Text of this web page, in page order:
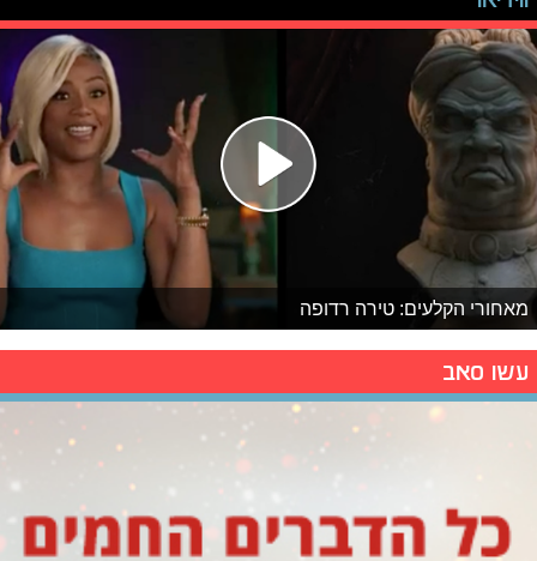
מאחורי הקלעים: טירה רדופה
עשו סאב